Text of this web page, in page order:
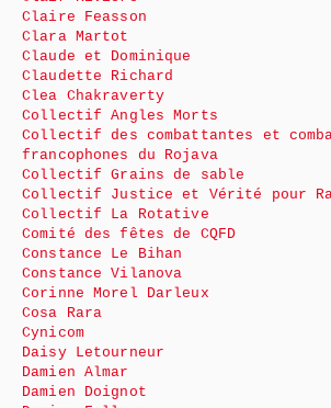
Claire Feasson
Clara Martot
Claude et Dominique
Claudette Richard
Clea Chakraverty
Collectif Angles Morts
Collectif des combattantes et
francophones du Rojava
Collectif Grains de sable
Collectif Justice et Vérité pour
Collectif La Rotative
Comité des fêtes de CQFD
Constance Le Bihan
Constance Vilanova
Corinne Morel Darleux
Cosa Rara
Cynicom
Daisy Letourneur
Damien Almar
Damien Doignot